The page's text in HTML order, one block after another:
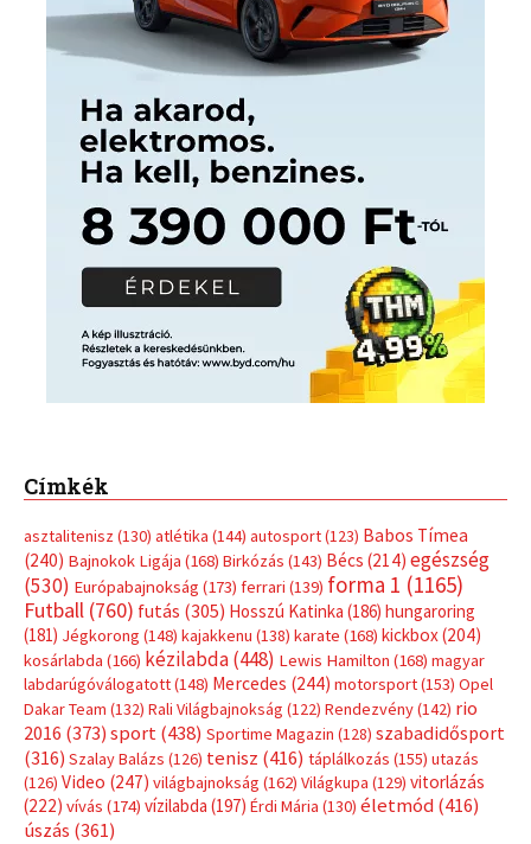
Címkék
asztalitenisz (130) atlétika (144) autosport(123) Babos Tímea
(240) Bajnokok Ligája (168) Birkózás (143) Bécs (214) egészség
(530) Európabajnokság (173) ferrari (139) forma 1 (1165)
Futball (760) futás (305) Hosszú Katinka (186) hungaroring
(181) Jégkorong (148) kajakkenu (138) karate (168) kickbox(204)
kosárlabda (166) kézilabda(448) Lewis Hamilton (168) magyar
labdarúgóválogatott(148) Mercedes (244) motorsport(153) Opel
Dakar Team (132) Rali Világbajnokság (122) Rendezvény(142) rio
2016 (373) sport(438) Sportime Magazin (128) szabadidősport
(316) Szalay Balázs (126) tenisz (416) táplálkozás (155) utazás
(126) Video (247) világbajnokság (162) Világkupa (129) vitorlázás
(222) vívás (174) vízilabda (197) Érdi Mária (130) életmód(416)
úszás (361)